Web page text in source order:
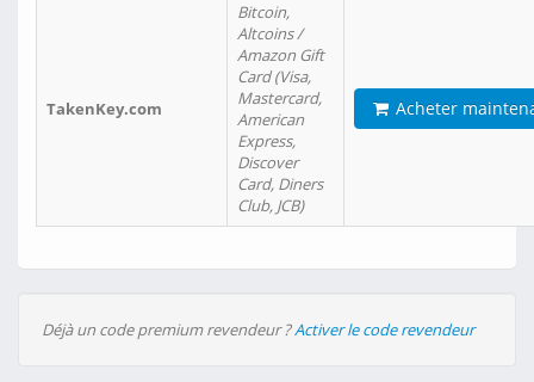
TakenKey.com
Bitcoin,
Altcoins /
Amazon Gift
Card (Visa,
Mastercard,
American
Express,
Discover
Card, Diners
Club, JCB)
Acheter
Déjà un code premium revendeur ?Activer le code revendeur